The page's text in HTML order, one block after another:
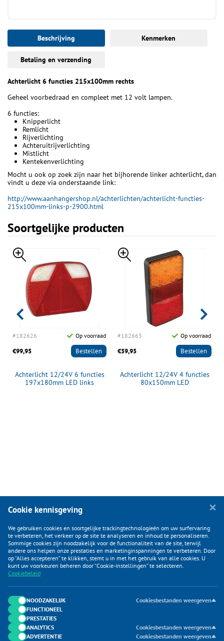
Beschrijving Kenmerken
Betaling en verzending
Achterlicht 6 functies 215x100mm rechts
Geheel voorbedraad en compleet met 12 volt lampen.
6 functies:
Knipperlicht
Remlicht
Rijverlichting
Achteruitrijverlichting
Mistlicht
Kentekenverlichting
Mocht u ook op zoek zijn naar het bijhorende linker achterlicht, dan
vindt u deze via onderstaande link:
http://www.aanhangershop.nl/achterlichten/achterlicht-functies-
215x100mm-links-p-2900.html
Soortgelijke producten
#182626 Op voorraad
€99,95 Bestellen
Achterlicht 12/24V 6 functies
197x180mm LED links
#182663 Op voorraad
€59,95 Bestellen
Achterlicht 12/24V 4 functies
80x150mm LED
KLANTENSERVICE
CATEGORIEËN
DUIJVELAAR E-COMMERCE
CONTACTEN
Cookie kennisgeving
We gebruiken cookies en soortgelijke trackingtechnologieën om uw surfervaring
te verbeteren, het verkeer op de site te analyseren en inhoud te personaliseren.
Sommige cookies zijn noodzakelijk voor de functionaliteit van de site, terwijl
andere ons helpen onze prestaties en marketinginspanningen te verbeteren. Door
op “Alles accepteren” te klikken, stemt u in met het gebruik van alle cookies. U
kunt uw voorkeuren beheren door “Cookie-instellingen” te selecteren.
Cookiebeleid
NOODZAKELIJK
Cookiesbestanden weergeven
FUNCTIONEEL
PRESTATIES
ANALYTICS
Cookiesbestanden weergeven
ADVERTENTIE
Cookiesbestanden weergeven